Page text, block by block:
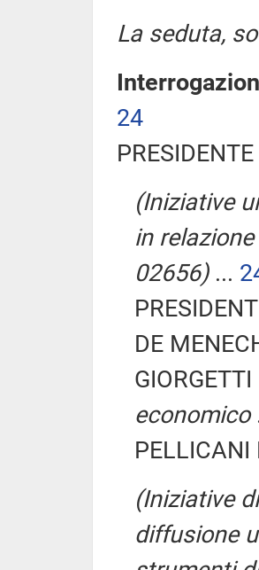
La seduta,
24
(Iniziative
in
02656)...
DE
economico
(Iniziative
diffusione